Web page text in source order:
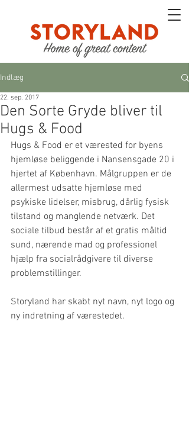
Indlæg
Den Sorte Gryde bliver til
Hugs & Food
22. sep. 2017
Hugs & Food er et værested for byens
hjemløse beliggende i Nansensgade 20 i
hjertet af København. Målgruppen er de
allermest udsatte hjemløse med
psykiske lidelser, misbrug, dårlig fysisk
tilstand og manglende netværk. Det
sociale tilbud består af et gratis måltid
sund, nærende mad og professionel
hjælp fra socialrådgivere til diverse
problemstillinger.
Storyland har skabt nyt navn, nyt logo og
ny indretning af værestedet.